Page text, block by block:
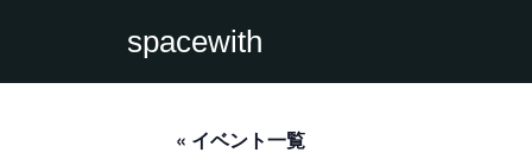
spacewith
« イベント一覧